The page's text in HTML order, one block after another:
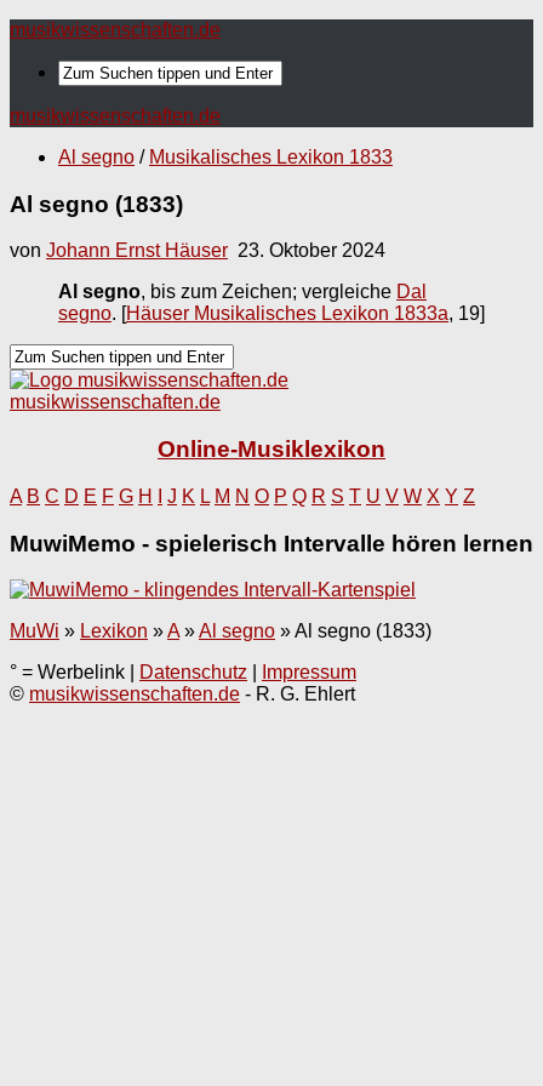
musikwissenschaften.de
musikwissenschaften.de
Al segno / Musikalisches Lexikon 1833
Al segno (1833)
von Johann Ernst Häuser 23. Oktober 2024
Al segno, bis zum Zeichen; vergleiche Dal
segno. [Häuser Musikalisches Lexikon 1833a, 19]
musikwissenschaften.de
Online-Musiklexikon
A B C D E F G H J K L M N O P Q R S T U V W X Y Z
MuwiMemo - spielerisch Intervalle hören lernen
MuWi » Lexikon »A »Al segno »Al segno (1833)
° = Werbelink |
Datenschutz
Impressum
© musikwissenschaften.de - R. G. Ehlert